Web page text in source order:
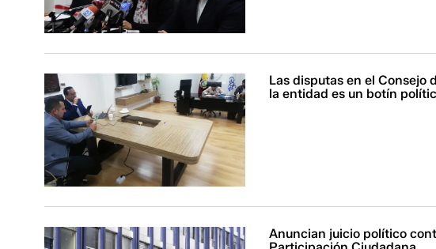
Las disputas en el Consejo
la entidad es un botín
Anuncian juicio político